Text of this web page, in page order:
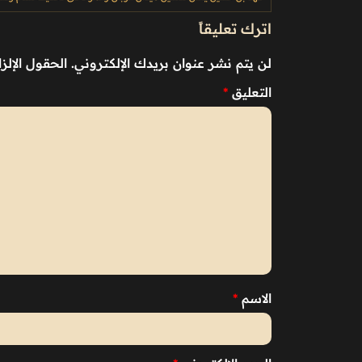
اترك تعليقاً
لن يتم نشر عنوان بريدك الإلكتروني. الحقول
التعليق *
الاسم *